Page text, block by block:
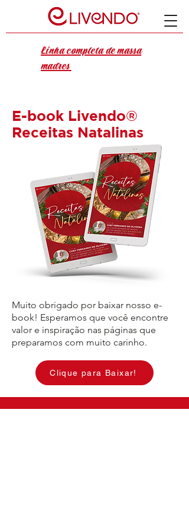
Linha completa de massa
madres
E-book Livendo®
Receitas Natalinas
Muito obrigado por baixar nosso e-
book! Esperamos que você encontre
valor e inspiração nas páginas que
preparamos com muito carinho.
Clique para Baixar!